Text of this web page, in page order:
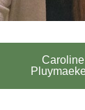
Caroline